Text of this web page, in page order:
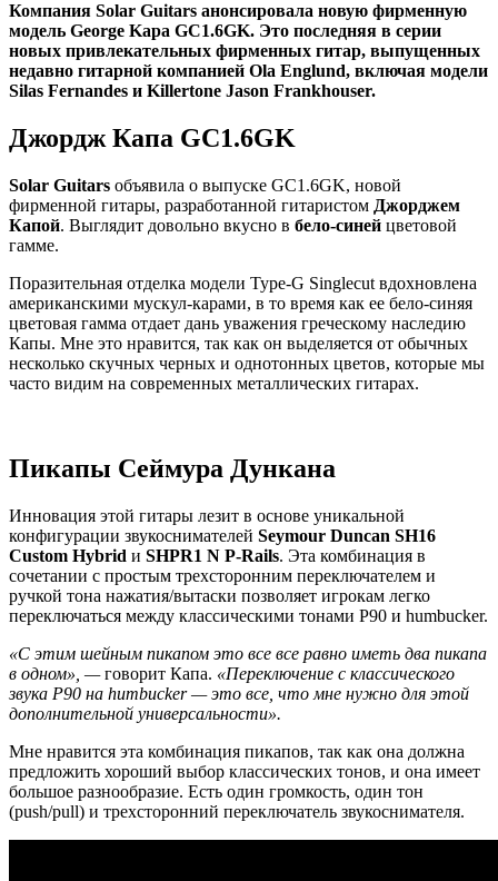
Компания Solar Guitars анонсировала новую фирменную
модель George Kapa GC1.6GK. Это последняя в серии
новых привлекательных фирменных гитар, выпущенных
недавно гитарной компанией Ola Englund, включая модели
Silas Fernandes и Killertone Jason Frankhouser.
Джордж Капа GC1.6GK
Solar Guitars объявила о выпуске GC1.6GK, новой
фирменной гитары, разработанной гитаристом Джорджем
Капой. Выглядит довольно вкусно в бело-синей цветовой
гамме.
Поразительная отделка модели Type-G Singlecut вдохновлена
американскими мускул-карами, в то время как ее бело-синяя
цветовая гамма отдает дань уважения греческому наследию
Капы. Мне это нравится, так как он выделяется от обычных
несколько скучных черных и однотонных цветов, которые мы
часто видим на современных металлических гитарах.
Пикапы Сеймура Дункана
Инновация этой гитары лезит в основе уникальной
конфигурации звукоснимателей Seymour Duncan SH16
Custom Hybrid и SHPR1 N P-Rails. Эта комбинация в
сочетании с простым трехсторонним переключателем и
ручкой тона нажатия/вытаски позволяет игрокам легко
переключаться между классическими тонами P90 и humbucker.
«С этим шейным пикапом это все все равно иметь два пикапа
в одном», —говорит Капа. «Переключение с классического
звука P90 на humbucker — это все, что мне нужно для этой
дополнительной универсальности».
Мне нравится эта комбинация пикапов, так как она должна
предложить хороший выбор классических тонов, и она имеет
большое разнообразие. Есть один громкость, один тон
(push/pull) и трехсторонний переключатель звукоснимателя.